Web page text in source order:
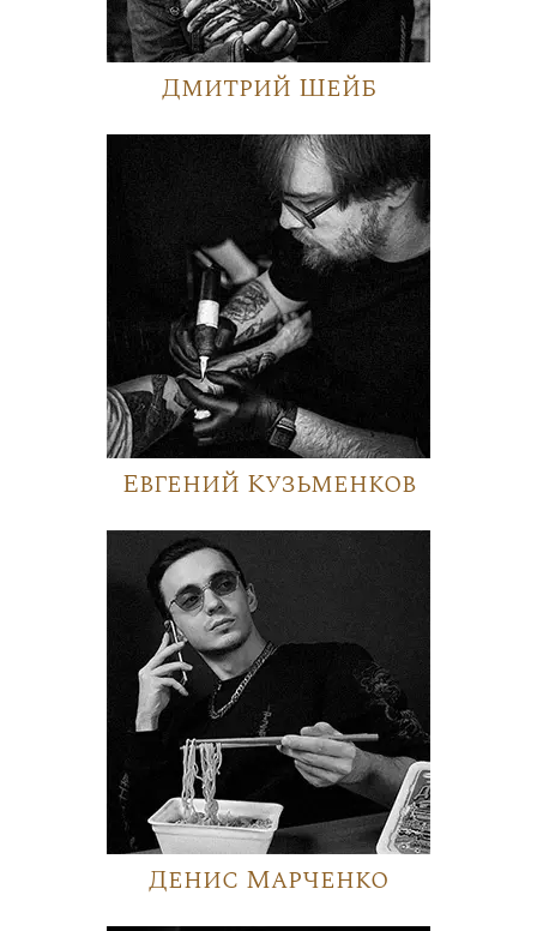
Дмитрий Шейб
Евгений Кузьменков
Денис Марченко